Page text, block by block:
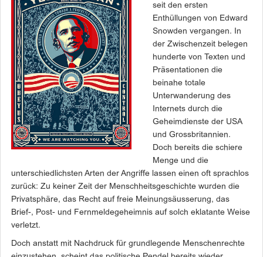
seit den ersten
Enthüllungen von Edward
Snowden vergangen. In
der Zwischenzeit belegen
hunderte von Texten und
Präsentationen die
beinahe totale
Unterwanderung des
Internets durch die
Geheimdienste der USA
und Grossbritannien.
Doch bereits die schiere
Menge und die
unterschiedlichsten Arten der Angriffe lassen einen oft sprachlos
zurück: Zu keiner Zeit der Menschheitsgeschichte wurden die
Privatsphäre, das Recht auf freie Meinungsäusserung, das
Brief-, Post- und Fernmeldegeheimnis auf solch eklatante Weise
verletzt.
Doch anstatt mit Nachdruck für grundlegende Menschenrechte